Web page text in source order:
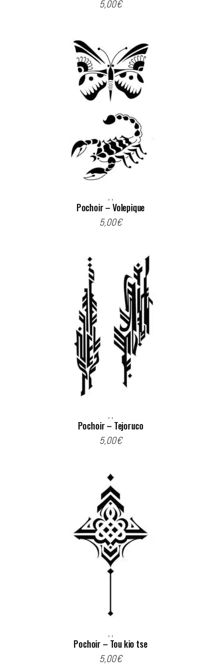
5,00€
, ,
Pochoir – Volepique
5,00€
, ,
Pochoir – Tejoruco
5,00€
, ,
Pochoir – Tou kio tse
5,00€